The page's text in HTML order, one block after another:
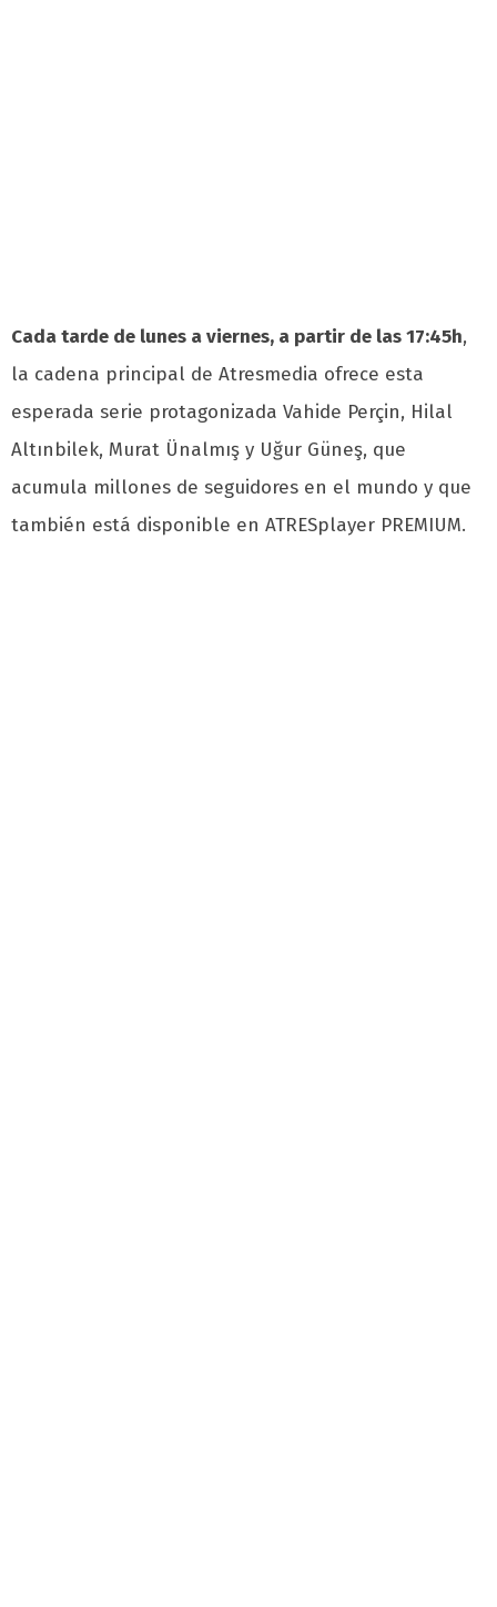
Cada tarde de lunes a viernes, a partir de las 17:45h,
la cadena principal de Atresmedia ofrece esta
esperada serie protagonizada Vahide Perçin, Hilal
Altınbilek, Murat Ünalmış y Uğur Güneş, que
acumula millones de seguidores en el mundo y que
también está disponible en ATRESplayer PREMIUM.